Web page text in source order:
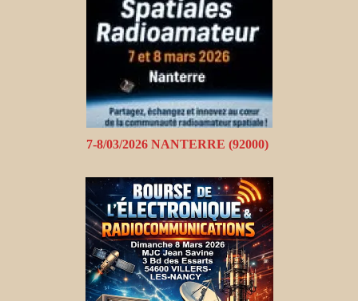
7-8/03/2026 NANTERRE (92000)